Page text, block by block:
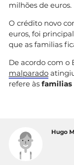
milhões de euros.
O crédito novo
euros, foi
que as familias
De acordo com o
malparado
refere às familias
Hugo